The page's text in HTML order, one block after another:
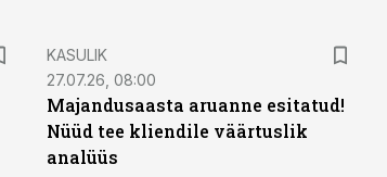
KASULIK
27.07.26, 08:00
Majandusaasta aruanne esitatud!
Nüüd tee kliendile väärtuslik
analüüs